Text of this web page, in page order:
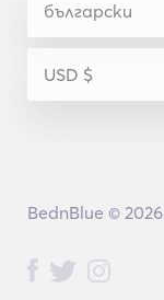
BednBlue © 2026